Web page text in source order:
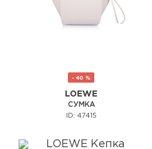
- 40 %
LOEWE
СУМКА
ID: 47415